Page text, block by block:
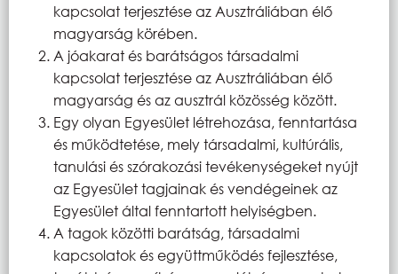
kapcsolat terjesztése az Ausztráliában élő
magyarság körében.
A jóakarat és barátságos társadalmi
kapcsolat terjesztése az Ausztráliában élő
magyarság és az ausztrál közösség között.
Egy olyan Egyesület létrehozása, fenntartása
és működtetése, mely társadalmi, kultúrális,
tanulási és szórakozási tevékenységeket nyújt
az Egyesület tagjainak és vendégeinek az
Egyesület által fenntartott helyiségben.
A tagok közötti barátság, társadalmi
kapcsolatok és együttműködés fejlesztése,